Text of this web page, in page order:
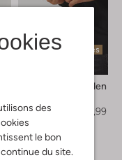
des
le bon
du site.
Dernières pièces
Tiger Of Sweden
€ 179,95
€ 89,99